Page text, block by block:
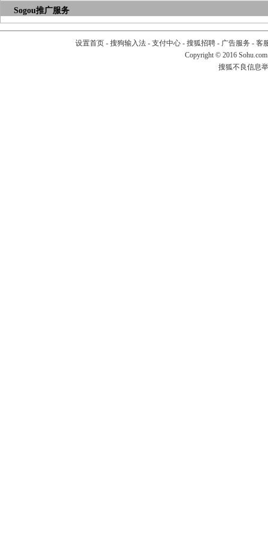
Sogou推广服务
设置首页- 搜狗输入法- 支付中心- 搜狐招聘- 广告服务 - 客
Copyright © 2016
搜狐不良信息